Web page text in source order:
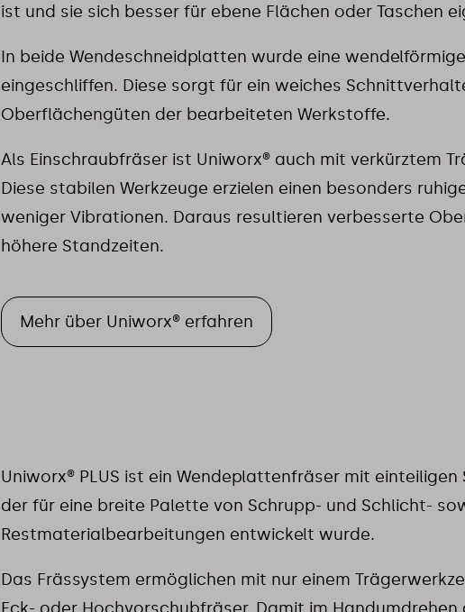
ist und sie sich besser für ebene Flächen oder Taschen
In beide Wendeschneidplatten wurde eine
eingeschliffen. Diese sorgt für ein weiches
Oberflächengüten der bearbeiteten Werkstoffe.
Als Einschraubfräser ist Uniworx® auch mit verkürztem
Diese stabilen Werkzeuge erzielen einen besonders
weniger Vibrationen. Daraus resultieren verbesserte
höhere Standzeiten.
Mehr über Uniworx® erfahren
Uniworx® PLUS ist ein Wendeplattenfräser mit
der für eine breite Palette von Schrupp- und Schlicht-
Restmaterialbearbeitungen entwickelt wurde.
Das Frässystem ermöglichen mit nur einem